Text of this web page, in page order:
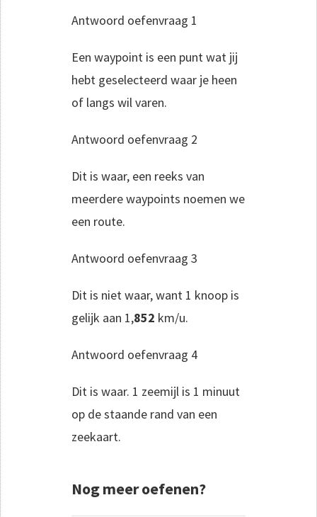
Antwoord oefenvraag 1
Een waypoint is een punt wat jij
hebt geselecteerd waar je heen
of langs wil varen.
Antwoord oefenvraag 2
Dit is waar, een reeks van
meerdere waypoints noemen we
een route.
Antwoord oefenvraag 3
Dit is niet waar, want 1 knoop is
gelijk aan 1,852 km/u.
Antwoord oefenvraag 4
Dit is waar. 1 zeemijl is 1 minuut
op de staande rand van een
zeekaart.
Nog meer oefenen?